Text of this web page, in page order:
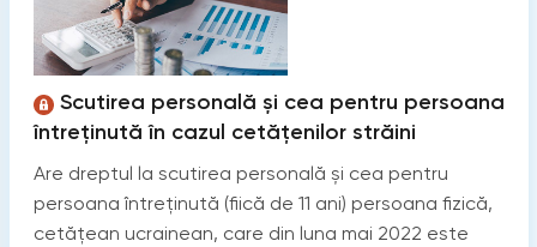
Scutirea personală și cea pentru persoana
întreținută în cazul cetățenilor străini
Are dreptul la scutirea personală și cea pentru
persoana întreținută (fiică de 11 ani) persoana fizică,
cetățean ucrainean, care din luna mai 2022 este